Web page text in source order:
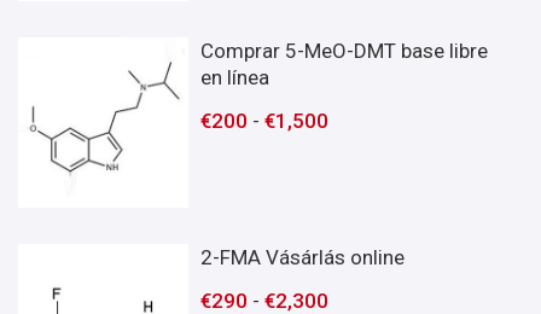
Comprar 5-MeO-DMT base libre
en línea
€200 -€1,500
2-FMA Vásárlás online
€290 -€2,300